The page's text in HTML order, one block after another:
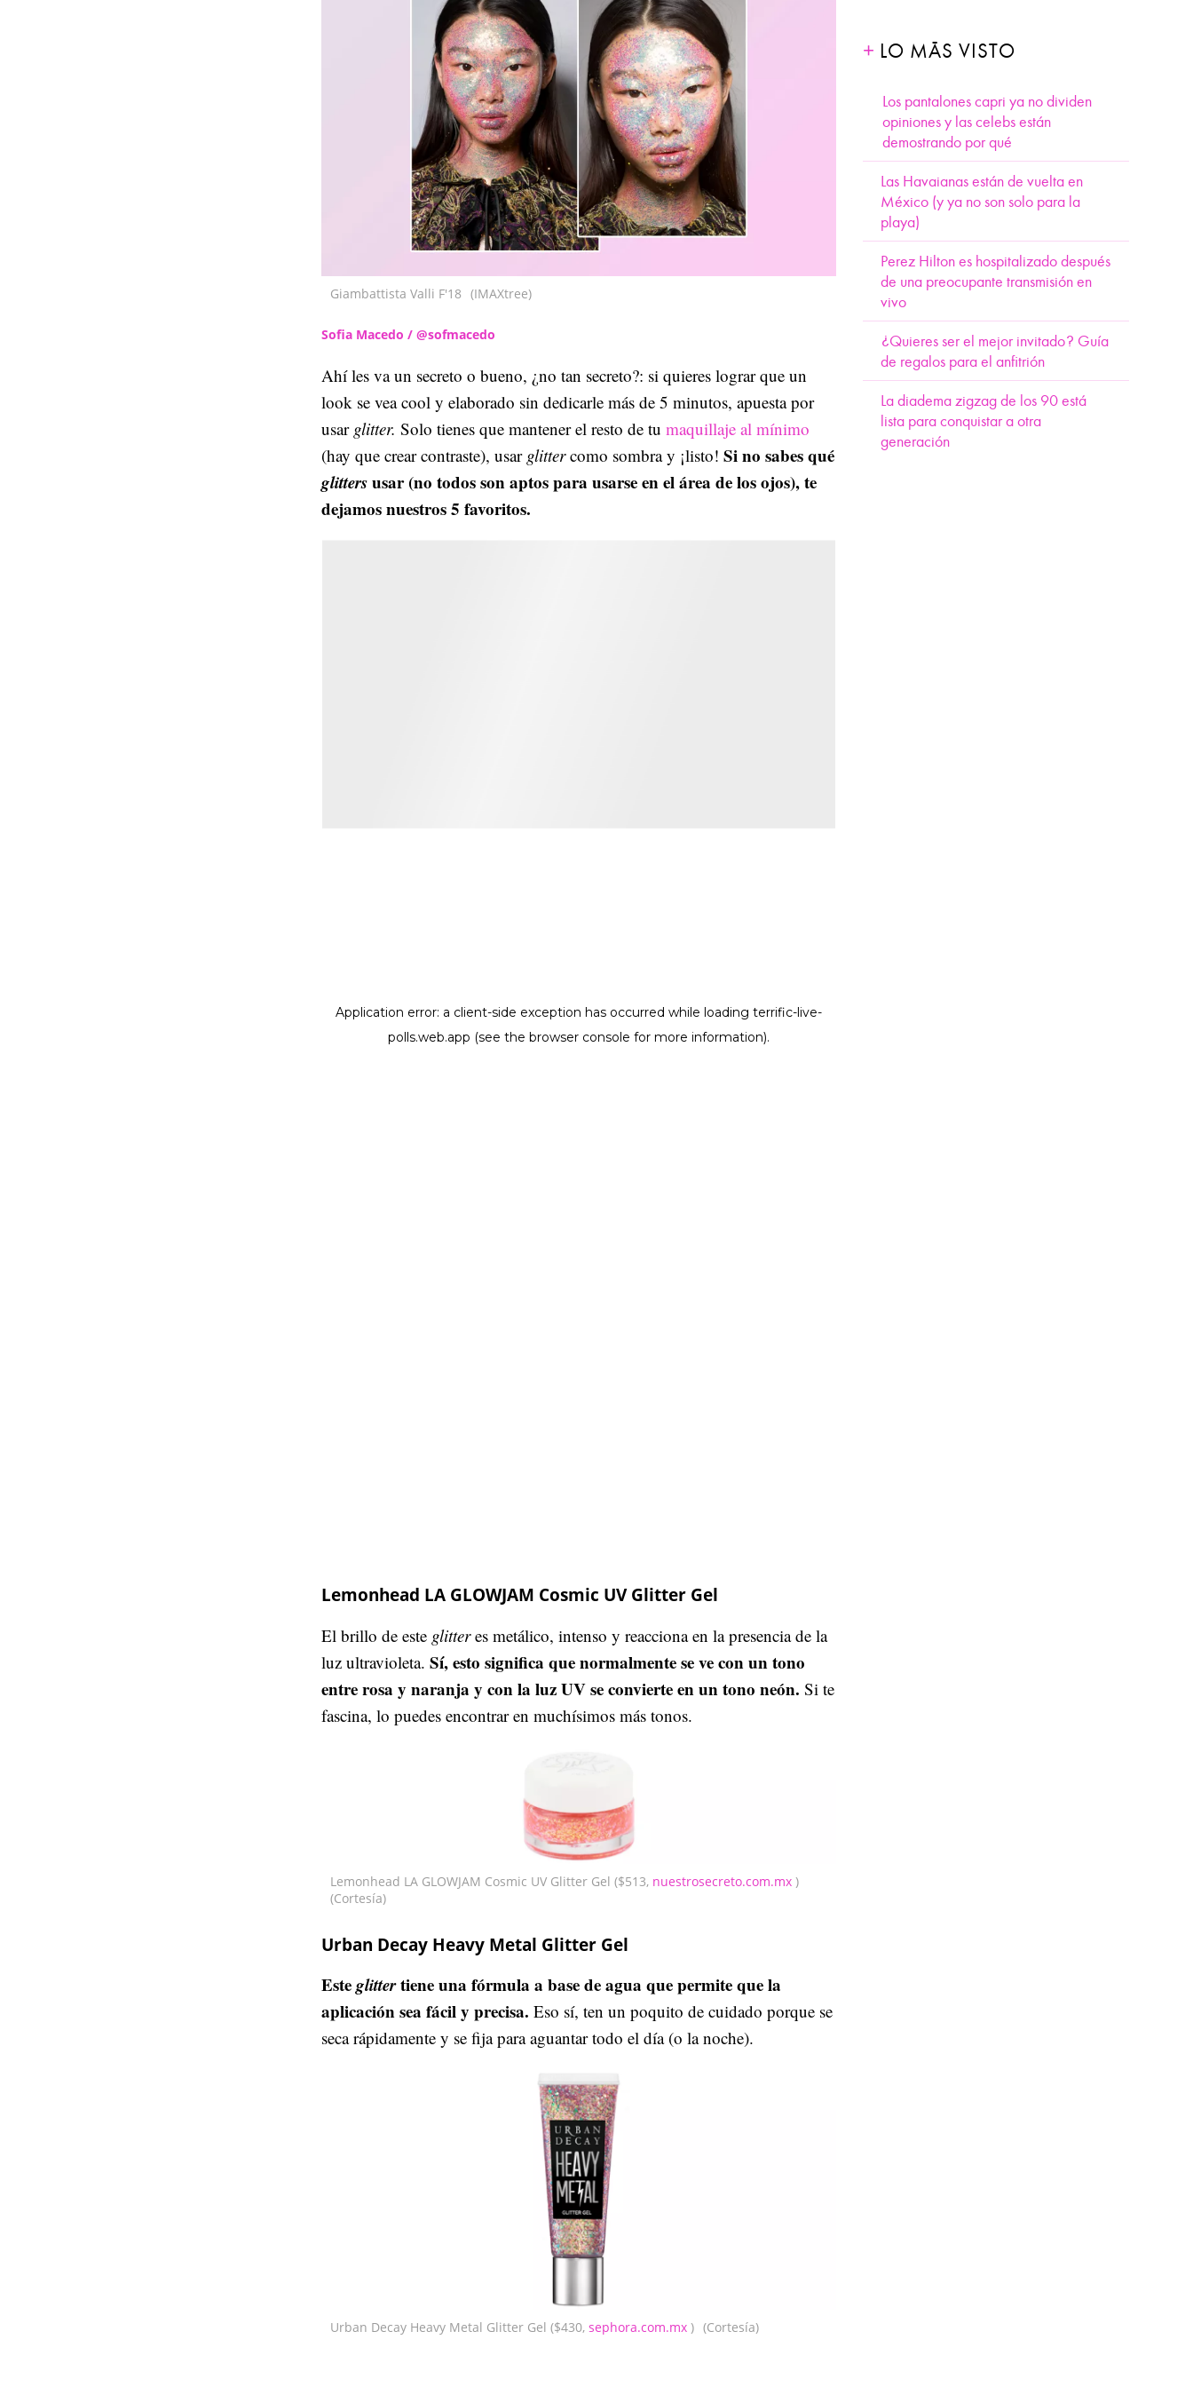
LO MÁS VISTO
Los pantalones capri ya no dividen
opiniones y las celebs están
demostrando por qué
Las Havaianas están de vuelta en
México (y ya no son solo para la
playa)
Perez Hilton es hospitalizado después
de una preocupante transmisión en
vivo
¿Quieres ser el mejor invitado? Guía
de regalos para el anfitrión
La diadema zigzag de los 90 está
lista para conquistar a otra
generación
Giambattista Valli F'18 (IMAXtree)
Sofia Macedo / @sofmacedo
Ahí les va un secreto o bueno, ¿no tan secreto?: si quieres lograr que un
look se vea cool y elaborado sin dedicarle más de 5 minutos, apuesta por
usar glitter. Solo tienes que mantener el resto de tu maquillaje al mínimo
(hay que crear contraste), usar glittercomo sombra y ¡listo! Si no sabes qué
glittersusar (no todos son aptos para usarse en el área de los ojos), te
dejamos nuestros 5 favoritos.
Lemonhead LA GLOWJAM Cosmic UV Glitter Gel
El brillo de este glitteres metálico, intenso y reacciona en la presencia de la
luz ultravioleta. Sí, esto significa que normalmente se ve con un tono
entre rosa y naranja y con la luz UV se convierte en un tono neón. Si te
fascina, lo puedes encontrar en muchísimos más tonos.
Lemonhead LA GLOWJAM Cosmic UV Glitter Gel ($513, nuestrosecreto.com.mx )
(Cortesía)
Urban Decay Heavy Metal Glitter Gel
Esteglittertiene una fórmula a base de agua que permite que la
aplicación sea fácil y precisa. Eso sí, ten un poquito de cuidado porque se
seca rápidamente y se fija para aguantar todo el día (o la noche).
Urban Decay Heavy Metal Glitter Gel ($430, sephora.com.mx ) (Cortesía)